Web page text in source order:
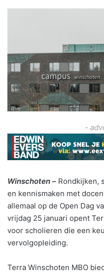
-
Winschoten – Rondkijken,
en kennismaken met
allemaal op de Open Dag
vrijdag 25 januari opent
voor scholieren die een
vervolgopleiding.
Terra Winschoten MBO